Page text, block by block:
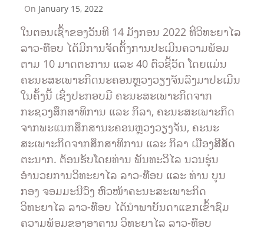
By
Sompasong
Vongthavone
On January 15, 2022
ໃນຕອນເຊົ້າຂອງວັນທີ 14 ມັງກອນ 2022 ທີ່ວິທະຍາໄລ
ລາວ-ທ໊ອບ ໄດ້ມີການຈັດຕັ້ງການປະເມີນຄວາມພ້ອມ
ຕາມ 10 ມາດຕະການ ແລະ 40 ຕົວຊີ້ວັດ ໂດຍແມ່ນ
ຄະນະສະເພາະກິດນະຄອນຫຼວງວຽງຈັນລົງມາປະເມີນ
ໃນຄັ້ງນີ້ ເຊິ່ງປະກອບມີ ຄະນະສະເພາະກິດຈາກ
ກະຊວງສຶກສາທິການ ແລະ ກິລາ, ຄະນະສະເພາະກິດ
ຈາກພະແນກສຶກສານະຄອນຫຼວງວຽງຈັນ, ຄະນະ
ສະເພາະກິດຈາກສຶກສາທິການ ແລະ ກິລາ ເມືອງສີສັດ
ຕະນາກ. ຕ້ອນຮັບໂດຍທ່ານ ພັນທະວິໄລ ນວນຮຸ່ນ
ອຳນວຍການວິທະຍາໄລ ລາວ-ທ໊ອບ ແລະ ທ່ານ ບຸນ
ກອງ ຈອມມະນີວົງ ຫົວໜ້າຄະນະສະເພາະກິດ
ວິທະຍາໄລ ລາວ-ທ໊ອບ ໄດ້ນຳພາບັນດາແຂກເຂົ້າຊົມ
ຄວາມພ້ອມຂອງອາຄານ ວິທະຍາໄລ ລາວ-ທ໊ອບ